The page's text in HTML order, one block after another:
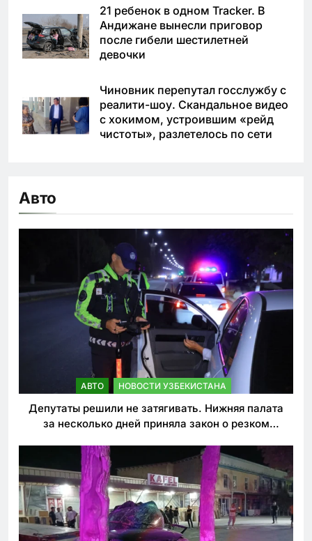
21 ребенок в одном Tracker. В
Андижане вынесли приговор
после гибели шестилетней
девочки
Чиновник перепутал госслужбу с
реалити-шоу. Скандальное видео
с хокимом, устроившим «рейд
чистоты», разлетелось по сети
Авто
АВТО НОВОСТИ УЗБЕКИСТАНА
Депутаты решили не затягивать. Нижняя палата
за несколько дней приняла закон о резком